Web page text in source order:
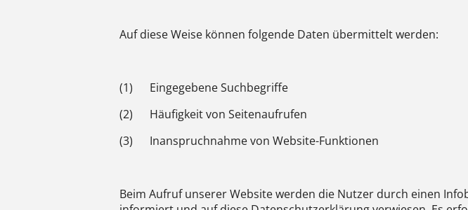
Auf diese Weise können folgende Daten übermittelt werden:
(1) Eingegebene Suchbegriffe
(2) Häufigkeit von Seitenaufrufen
(3) Inanspruchnahme von Website-Funktionen
Beim Aufruf unserer Website werden die Nutzer durch einen